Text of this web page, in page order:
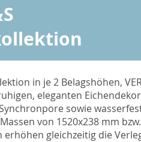
in je 2 Belagshöhen,
eleganten
sowie
von 1520x238 mm
gleichzeitig die